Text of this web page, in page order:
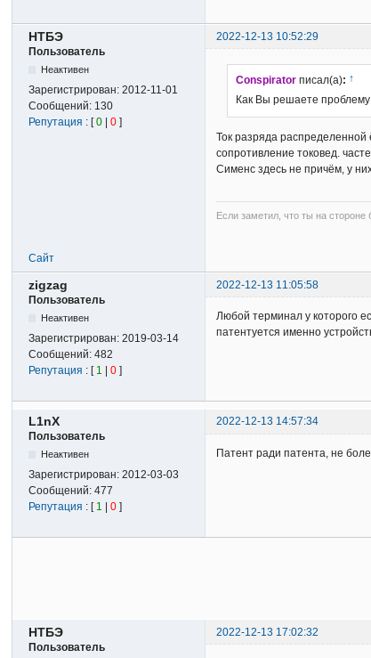
НТБЭ
2022-12-13 10:52:29
Пользователь
Неактивен
Зарегистрирован:2012-11-01
Сообщений: 130
Репутация : [0 |0 ]
Conspirator писал(а): ↑
Как Вы решаете
Ток разряда
сопротивление токовед.
Сименс здесь не причём, у
Если заметил, что ты на
Сайт
zigzag
2022-12-13 11:05:58
Пользователь
Неактивен
Зарегистрирован:2019-03-14
Сообщений:482
Репутация : [ 1 |0 ]
Любой терминал у которого
патентуется именно
L1nX
2022-12-13 14:57:34
Пользователь
Неактивен
Зарегистрирован:2012-03-03
Сообщений:477
Репутация : [ 1 |0 ]
Патент ради патента, не
НТБЭ
2022-12-13 17:02:32
Пользователь